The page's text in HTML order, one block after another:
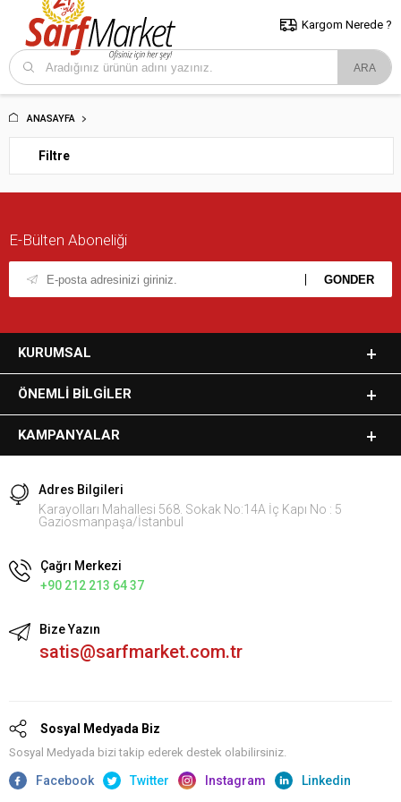
5000 TL ve Üzeri Alışverişlerde İstanbul İçi Kargo Bedava!
ve Trakya İçin Tıklayın..
Kargom Nerede ?
ANASAYFA
Filtre
E-Bülten Aboneliği
KURUMSAL
ÖNEMLI BILGILER
KAMPANYALAR
Adres Bilgileri
Karayolları Mahallesi 568. Sokak No:14A İç Kapı No : 5
Gaziosmanpaşa/İstanbul
Çağrı Merkezi
+90 212 213 64 37
Bize Yazın
satis@sarfmarket.com.tr
Sosyal Medyada Biz
Sosyal Medyada bizi takip ederek destek olabilirsiniz.
Facebook Twitter Instagram Linkedin